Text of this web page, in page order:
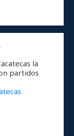
la
partidos